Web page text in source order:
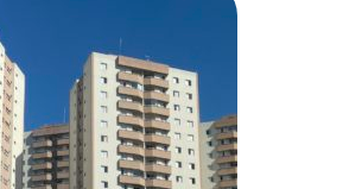
condomínio: o ponto de